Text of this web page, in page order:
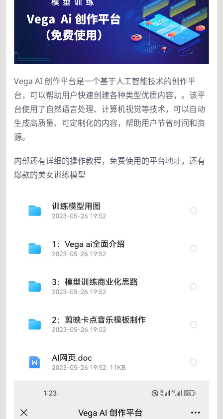
Vega AI 创作平台是一个基于人工智能技术的创作平
台，可以帮助用户快速创建各种类型优质内容，。该平
台使用了自然语言处理、计算机视觉等技术，可以自动
生成高质量、可定制化的内容，帮助用户节省时间和资
源。
内部还有详细的操作教程，免费使用的平台地址，还有
爆款的美女训练模型